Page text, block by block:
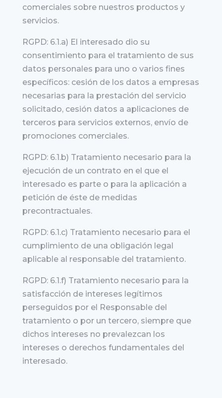
comerciales sobre nuestros productos y
servicios.
RGPD: 6.1.a) El interesado dio su
consentimiento para el tratamiento de sus
datos personales para uno o varios fines
específicos: cesión de los datos a empresas
necesarias para la prestación del servicio
solicitado, cesión datos a aplicaciones de
terceros para servicios externos, envío de
promociones comerciales.
RGPD: 6.1.b) Tratamiento necesario para la
ejecución de un contrato en el que el
interesado es parte o para la aplicación a
petición de éste de medidas
precontractuales.
RGPD: 6.1.c) Tratamiento necesario para el
cumplimiento de una obligación legal
aplicable al responsable del tratamiento.
RGPD: 6.1.f) Tratamiento necesario para la
satisfacción de intereses legítimos
perseguidos por el Responsable del
tratamiento o por un tercero, siempre que
dichos intereses no prevalezcan los
intereses o derechos fundamentales del
interesado.